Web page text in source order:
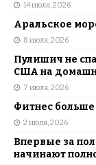
14 июля, 2026
Аральское
8 июля, 2026
Пулишич не
США на
7 июля, 2026
Фитнес больше
2 июля, 2026
Впервые за
начинают